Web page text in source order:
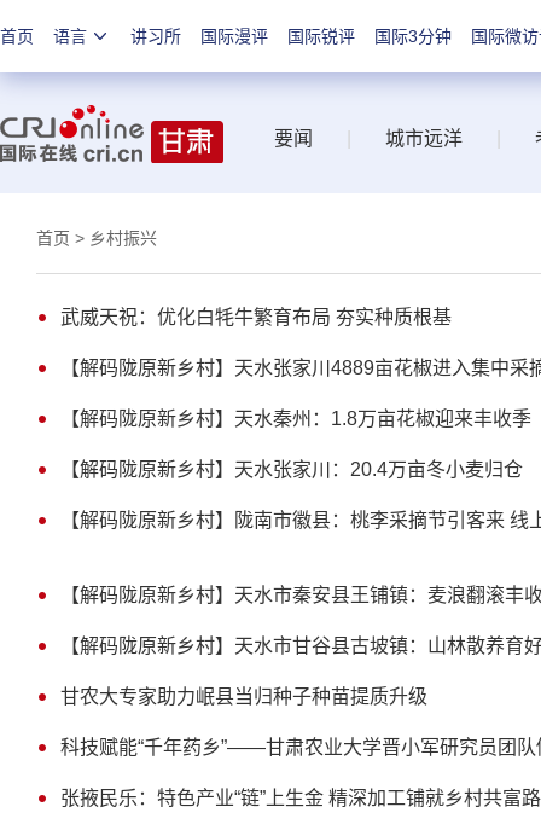
首页 语言 讲习所 国际漫评 国际锐评 国际3分钟 国际微
要闻 城市远洋
首页 > 乡村振兴
武威天祝：优化白牦牛繁育布局 夯实种质根基
【解码陇原新乡村】天水张家川4889亩花椒进入集中采
【解码陇原新乡村】天水秦州：1.8万亩花椒迎来丰收季
【解码陇原新乡村】天水张家川：20.4万亩冬小麦归仓
【解码陇原新乡村】陇南市徽县：桃李采摘节引客来 线
【解码陇原新乡村】天水市秦安县王铺镇：麦浪翻滚丰
【解码陇原新乡村】天水市甘谷县古坡镇：山林散养育
甘农大专家助力岷县当归种子种苗提质升级
科技赋能“千年药乡”——甘肃农业大学晋小军研究员团
张掖民乐：特色产业“链”上生金 精深加工铺就乡村共富路